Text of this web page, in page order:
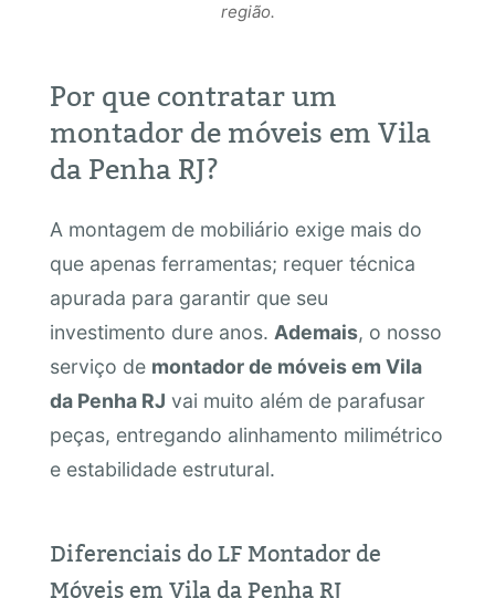
montagem de móveis em Vila da Penha RJ e
região.
Por que contratar um
montador de móveis em Vila
da Penha RJ?
A montagem de mobiliário exige mais do
que apenas ferramentas; requer técnica
apurada para garantir que seu
investimento dure anos. Ademais, o nosso
serviço de montador de móveis em Vila
da Penha RJ vai muito além de parafusar
peças, entregando alinhamento milimétrico
e estabilidade estrutural.
Diferenciais do LF Montador de
Móveis em Vila da Penha RJ